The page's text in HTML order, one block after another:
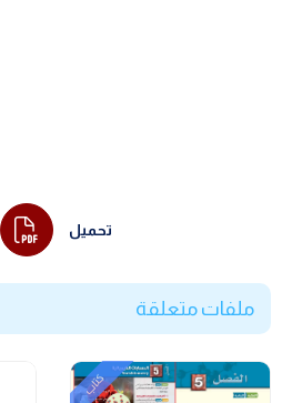
تحميل
ملفات متعلقة
كتاب